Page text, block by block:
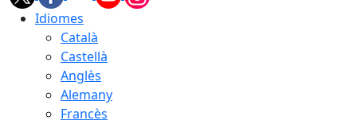
Idiomes
Català
Castellà
Anglès
Alemany
Francès